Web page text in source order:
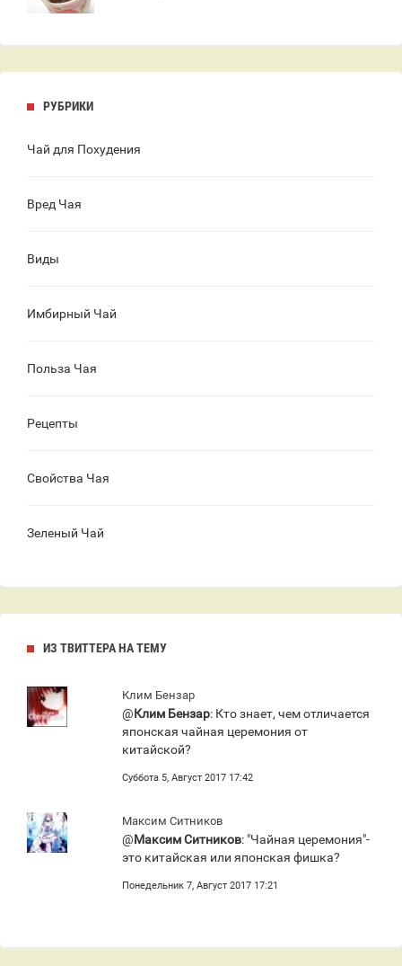
РУБРИКИ
Чай для Похудения
Вред Чая
Виды
Имбирный Чай
Польза Чая
Рецепты
Свойства Чая
Зеленый Чай
ИЗ ТВИТТЕРА НА ТЕМУ
Клим Бензар
@Клим Бензар: Кто знает, чем отличается
японская чайная церемония от
китайской?
Суббота 5, Август 2017 17:42
Максим Ситников
@Максим Ситников: "Чайная церемония"-
это китайская или японская фишка?
Понедельник 7, Август 2017 17:21